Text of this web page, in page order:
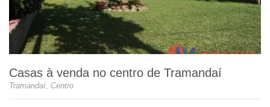
Casas à venda no centro de Tramandaí
Tramandaí, Centro